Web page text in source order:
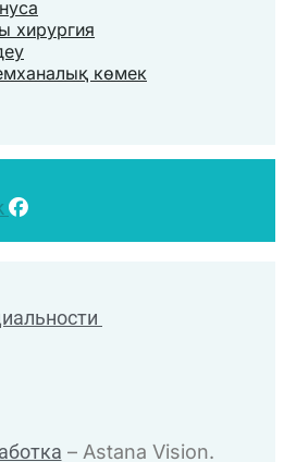
хирургия
көмек
– Astana Vision.